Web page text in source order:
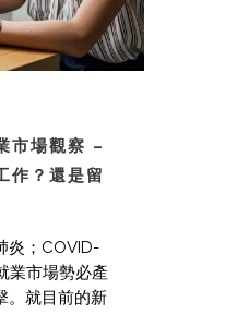
市場觀察 –
作？還是留
炎；COVID-
業市場勢必產
。就目前的新